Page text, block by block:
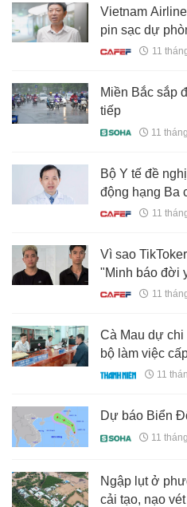
Vietnam
pin sạc dự
11
Miền Bắc sắp
tiếp
11
Bộ Y tế đề
động hạng Ba
11
Vì sao
"Minh báo đời
11
Cà Mau dự
bộ làm việc
11
Dự báo Biển
11
Ngập lụt ở
cải tạo, nạo